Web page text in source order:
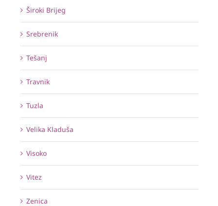
Široki Brijeg
Srebrenik
Tešanj
Travnik
Tuzla
Velika Kladuša
Visoko
Vitez
Zenica